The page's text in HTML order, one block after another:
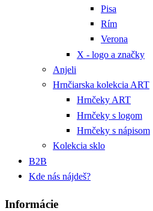
Pisa
Rím
Verona
X - logo a značky
Anjeli
Hrnčiarska kolekcia ART
Hrnčeky ART
Hrnčeky s logom
Hrnčeky s nápisom
Kolekcia sklo
B2B
Kde nás nájdeš?
Informácie